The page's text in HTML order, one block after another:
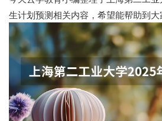
生计划预测相关内容，希望能帮助到大